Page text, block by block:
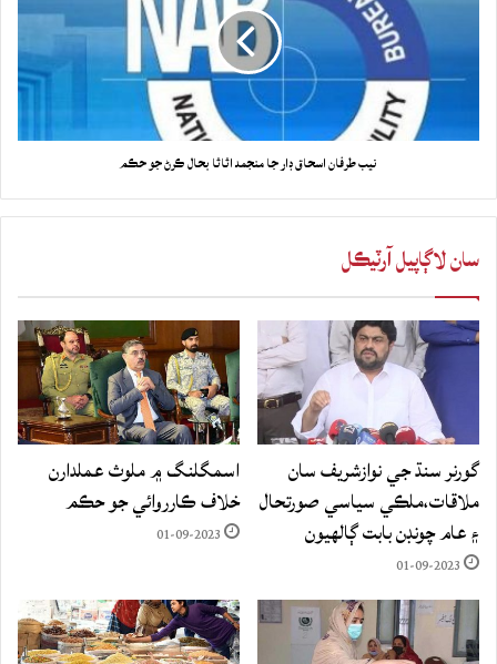
نيب طرفان اسحاق ڊار جا منجمد اثاثا بحال ڪرڻ جو حڪم
سان لاڳاپيل آرٽيڪل
گورنر سنڌ جي نوازشريف سان
ملاقات،ملڪي سياسي صورتحال
۽ عام چونڊن بابت ڳالهيون
01-09-2023
اسمگلنگ ۾ ملوث عملدارن
خلاف ڪارروائي جو حڪم
01-09-2023